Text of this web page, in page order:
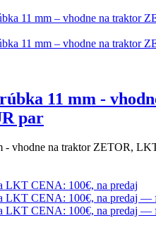
11 mm -
par
- vhodne na traktor ZETOR,